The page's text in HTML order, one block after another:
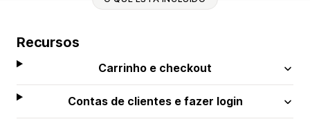
Recursos
Carrinho e checkout
Contas de clientes e fazer login